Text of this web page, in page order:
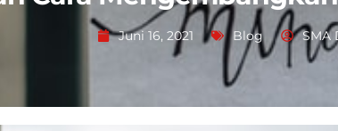
Juni 16, 2021 Blog SMA